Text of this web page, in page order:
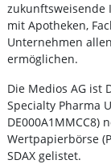
zukunftsweisende
mit Apotheken,
Unternehmen
ermöglichen.
Die Medios AG ist
Specialty Pharma
Wertpapierbörse
SDAX gelistet.